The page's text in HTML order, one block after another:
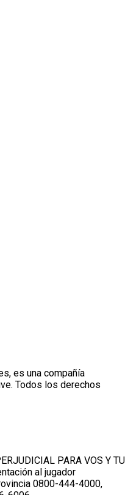
es una compañía
Todos los derechos
PARA VOS Y TU
al jugador
0800-444-4000,